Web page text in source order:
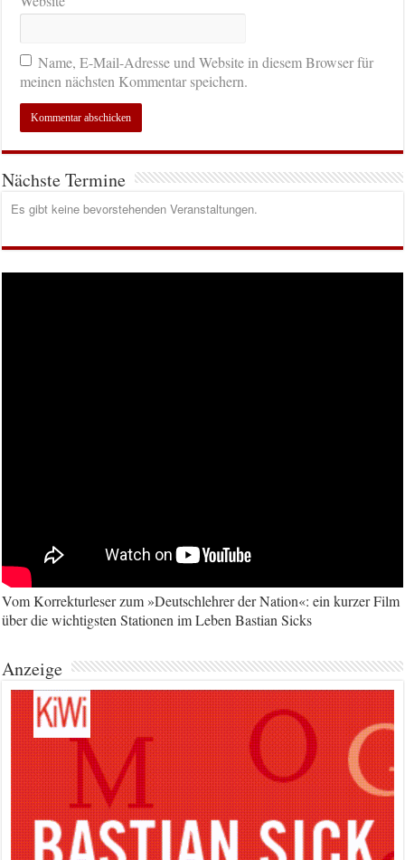
Name, E-Mail-Adresse und Website in diesem Browser für
meinen nächsten Kommentar speichern.
Nächste Termine
Es gibt keine bevorstehenden Veranstaltungen.
Vom Korrekturleser zum »Deutschlehrer der Nation«: ein kurzer Film
über die wichtigsten Stationen im Leben Bastian Sicks
Anzeige